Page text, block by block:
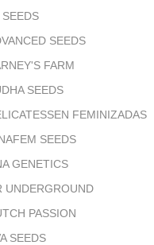
SEEDS
FARM
SEEDS
FEMINIZADAS
SEEDS
GENETICS
UNDERGROUND
PASSION
SEEDS